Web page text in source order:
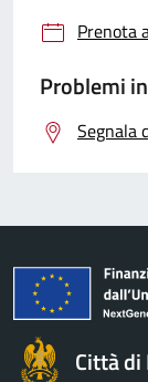
Prenota
Problemi
Segnala
Città